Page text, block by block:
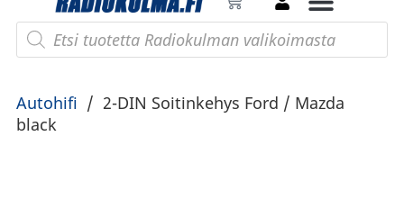
Autohifi / 2-DIN Soitinkehys Ford / Mazda
black